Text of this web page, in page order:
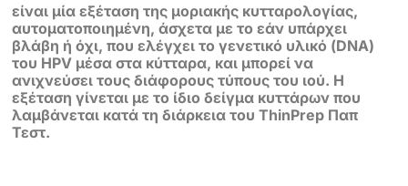
είναι μία εξέταση της μοριακής κυτταρολογίας,
αυτοματοποιημένη, άσχετα με το εάν υπάρχει
βλάβη ή όχι, που ελέγχει το γενετικό υλικό (DNA)
του HPV μέσα στα κύτταρα, και μπορεί να
ανιχνεύσει τους διάφορους τύπους του ιού. Η
εξέταση γίνεται με το ίδιο δείγμα κυττάρων που
λαμβάνεται κατά τη διάρκεια του ThinPrep Παπ
Τεστ.